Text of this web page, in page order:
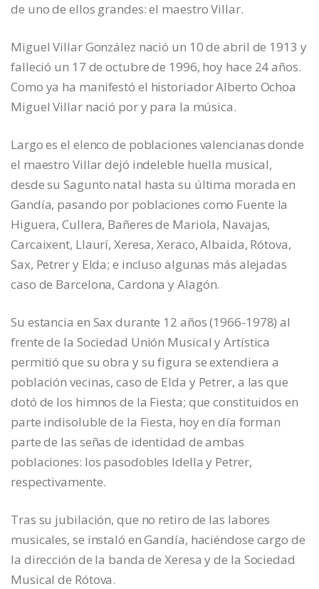
de uno de ellos grandes: el maestro Villar.
Miguel Villar González nació un 10 de abril de 1913 y
falleció un 17 de octubre de 1996, hoy hace 24 años.
Como ya ha manifestó el historiador Alberto Ochoa
Miguel Villar nació por y para la música.
Largo es el elenco de poblaciones valencianas donde
el maestro Villar dejó indeleble huella musical,
desde su Sagunto natal hasta su última morada en
Gandía, pasando por poblaciones como Fuente la
Higuera, Cullera, Bañeres de Mariola, Navajas,
Carcaixent, Llaurí, Xeresa, Xeraco, Albaida, Rótova,
Sax, Petrer y Elda; e incluso algunas más alejadas
caso de Barcelona, Cardona y Alagón.
Su estancia en Sax durante 12 años (1966-1978) al
frente de la Sociedad Unión Musical y Artística
permitió que su obra y su figura se extendiera a
población vecinas, caso de Elda y Petrer, a las que
dotó de los himnos de la Fiesta; que constituidos en
parte indisoluble de la Fiesta, hoy en día forman
parte de las señas de identidad de ambas
poblaciones: los pasodobles Idella y Petrer,
respectivamente.
Tras su jubilación, que no retiro de las labores
musicales, se instaló en Gandía, haciéndose cargo de
la dirección de la banda de Xeresa y de la Sociedad
Musical de Rótova.